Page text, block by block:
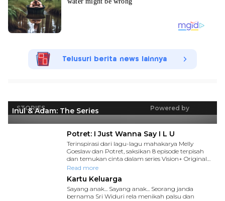
Telusuri berita news lainnya